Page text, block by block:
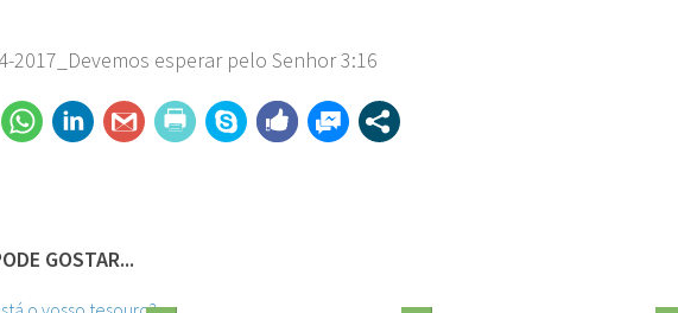
2017_Devemos esperar pelo Senhor3:16
GOSTAR...